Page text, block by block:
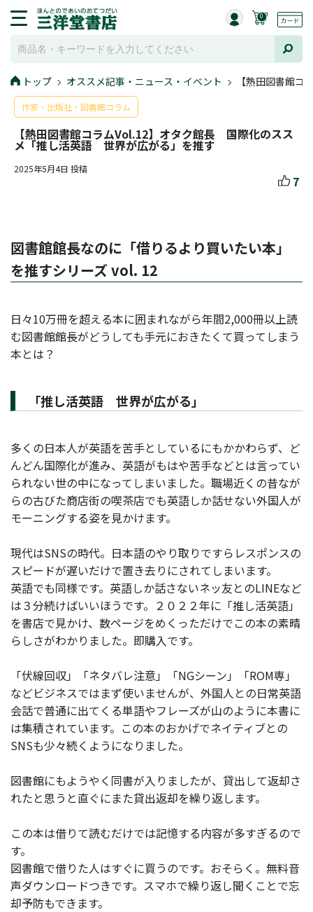
0
トップ オススメ記事・ニュース・イベント 【熱田図書館
作家・出版社・図書館コラム
【熱田図書館コラムVol.12】オタク館長 国際化のスス
メ「推し活英語 世界が広がる」を推す
2025年5月4日 投稿
7
図書館館長なのに「借りるより買いたい本」
を推すシリーズ vol. 12
日々10万冊を超える本に囲まれながら年間2,000冊以上読
む図書館館長がどうしても手元におきたくて買ってしまう
本とは？
「推し活英語 世界が広がる」
多くの日本人が英語を苦手としているにもかかわらず、ど
んどん国際化が進み、英語がもはや苦手などとは言ってい
られない世の中になってしまいました。職場近くの昔なが
らの古びた商店街の喫茶店でも英語しか話せない外国人が
モーニングする姿を見かけます。
現代はSNSの時代。日本語のやり取りですらレスポンスの
スピードが遅いだけで置き去りにされてしまいます。
英語でも同様です。英語しか話さないネッ友とのLINEなど
は３分続けばいいほうです。２０２２年に「推し活英語」
を書店で見かけ、数ページをめくっただけでこの本の素晴
らしさがわかりました。即購入です。
「伏線回収」「ネタバレ注意」「NGシーン」「ROM専」
などビジネスではまず使いませんが、外国人との日常英語
会話で普通に出てくる単語やフレーズが山のように本書に
は集積されています。この本のおかげでネイティブとの
SNSも少々続くようになりました。
図書館にもようやく同書が入りましたが、貸出して返却さ
れたと思うと直ぐにまた貸出返却を繰り返します。
この本は借りて読むだけでは記憶する内容が多すぎるので
す。
図書館で借りた人はすぐに買うのです。おそらく。無料音
声ダウンロードつきです。スマホで繰り返し聞くことで忘
却予防もできます。